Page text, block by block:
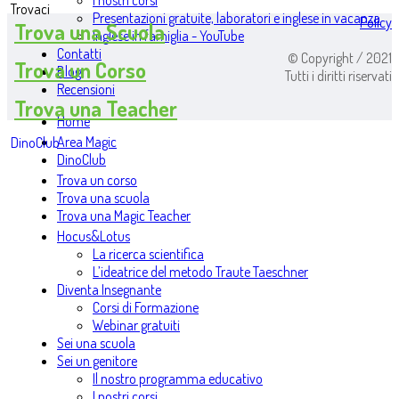
Presentazioni gratuite, laboratori e inglese in vacanza
Inglese in famiglia - YouTube
Contatti
Blog
Recensioni
Home
Area Magic
DinoClub
Trova un corso
Trova una scuola
Trova una Magic Teacher
Hocus&Lotus
La ricerca scientifica
L’ideatrice del metodo Traute Taeschner
Diventa Insegnante
Corsi di Formazione
Webinar gratuiti
Sei una scuola
Sei un genitore
Il nostro programma educativo
Trovaci
Trova una Scuola
Trova un Corso
Trova una Teacher
DinoClub
Policy
© Copyright / 2021
Tutti i diritti riservati